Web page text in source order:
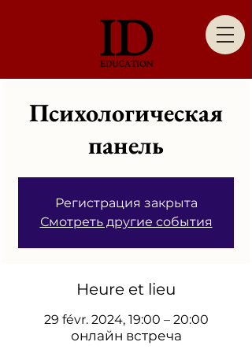
Психологическая
панель
Регистрация закрыта
Смотреть другие события
Heure et lieu
29 févr. 2024, 19:00 – 20:00
онлайн встреча